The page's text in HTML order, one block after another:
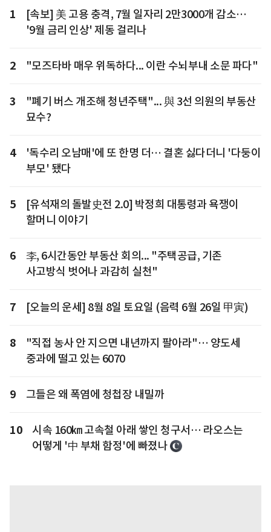
1
[속보] 美 고용 충격, 7월 일자리 2만3000개 감소…
'9월 금리 인상' 제동 걸리나
2 "모즈타바 매우 위독하다... 이란 수뇌부내 소문 파다"
3
"폐기 버스 개조해 청년주택"... 與 3선 의원의 부동산
묘수?
4
'독수리 오남매'에 또 한명 더… 결혼 싫다더니 '다둥이
부모' 됐다
5
[유석재의 돌발史전 2.0] 박정희 대통령과 욕쟁이
할머니 이야기
6
李, 6시간동안 부동산 회의... "주택공급, 기존
사고방식 벗어나 과감히 실천"
7 [오늘의 운세] 8월 8일 토요일 (음력 6월 26일 甲寅)
8
"직접 농사 안 지으면 내년까지 팔아라"… 양도세
중과에 떨고 있는 6070
9 그들은 왜 폭염에 청첩장 내밀까
10
시속 160㎞ 고속철 아래 쌓인 청구서… 라오스는
어떻게 '中 부채 함정'에 빠졌나